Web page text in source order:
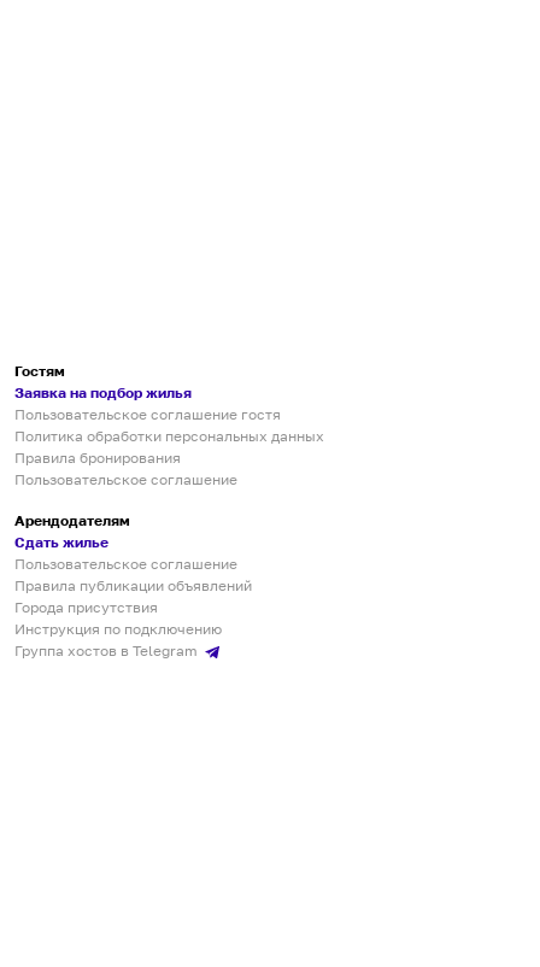
Гостям
Заявка на подбор жилья
Пользовательское соглашение гостя
Политика обработки персональных данных
Правила бронирования
Пользовательское соглашение
Арендодателям
Сдать жилье
Пользовательское соглашение
Правила публикации объявлений
Города присутствия
Инструкция по подключению
Группа хостов в Telegram